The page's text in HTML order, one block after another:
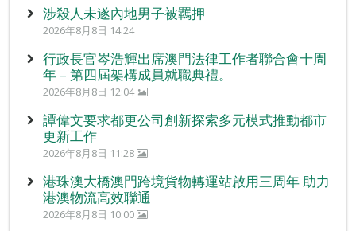
涉殺人未遂內地男子被羈押
2026年8月8日 14:24
行政長官岑浩輝出席澳門法律工作者聯合會十周
年 – 第四屆架構成員就職典禮。
2026年8月8日 12:04
譚偉文要求都更公司創新探索多元模式推動都市
更新工作
2026年8月8日 11:28
港珠澳大橋澳門跨境貨物轉運站啟用三周年 助力
港澳物流高效聯通
2026年8月8日 10:00